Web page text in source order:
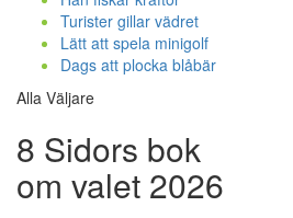
Turister gillar vädret
Lätt att spela minigolf
Dags att plocka blåbär
Alla Väljare
8 Sidors bok
om valet 2026